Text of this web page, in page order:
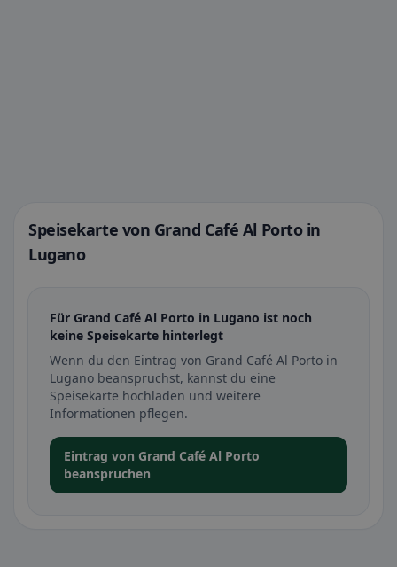
Speisekarte von Grand Café Al Porto in
Lugano
Für Grand Café Al Porto in Lugano ist noch
keine Speisekarte hinterlegt
Wenn du den Eintrag von Grand Café Al Porto in
Lugano beanspruchst, kannst du eine
Speisekarte hochladen und weitere
Informationen pflegen.
Eintrag von Grand Café Al Porto
beanspruchen